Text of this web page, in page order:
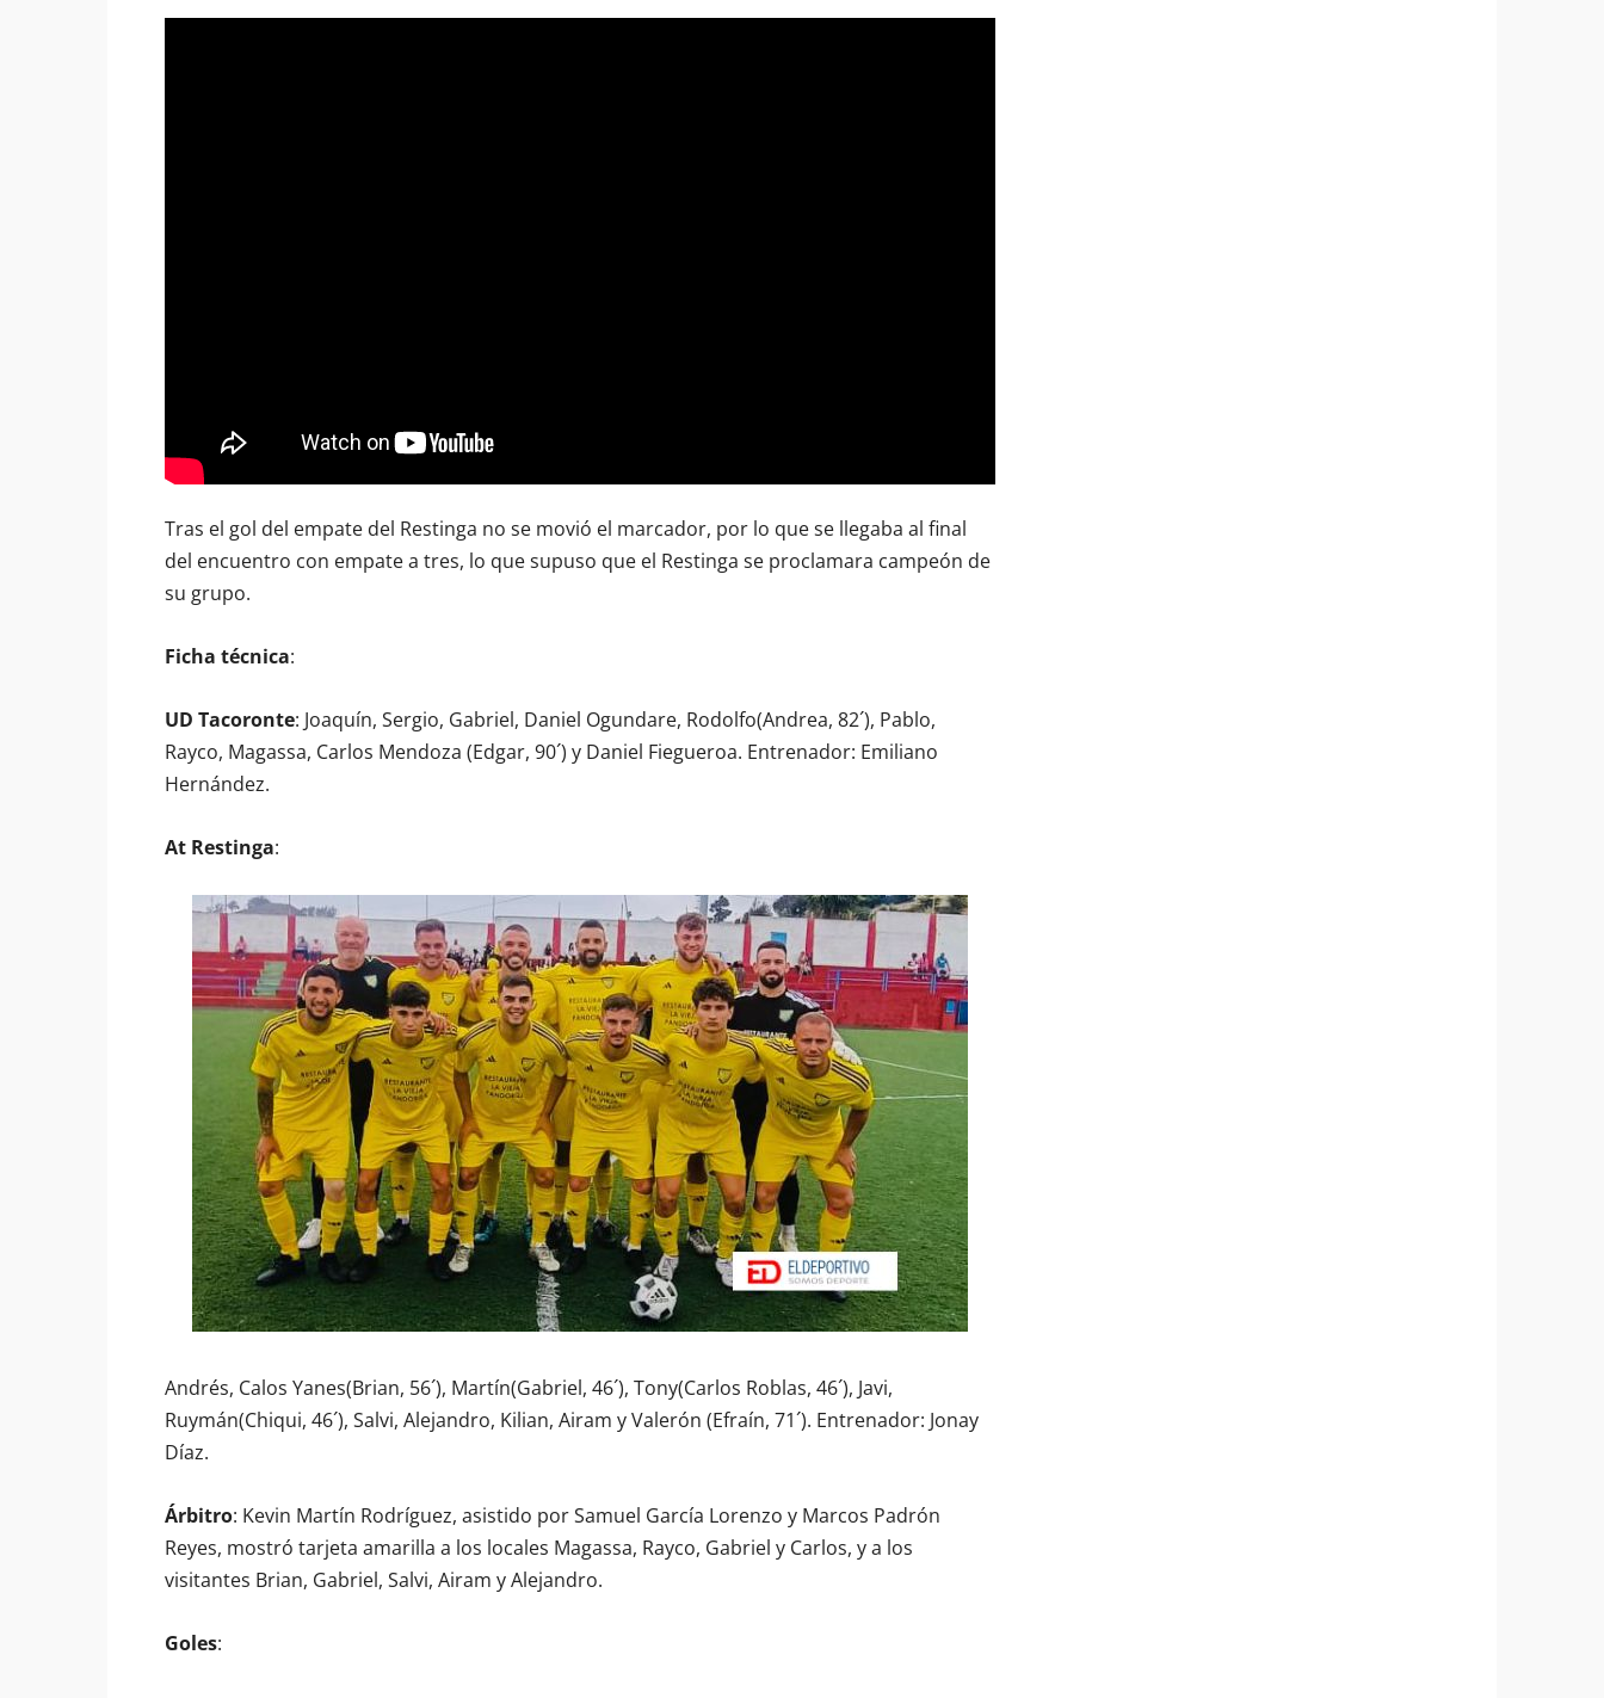
Tras el gol del empate del Restinga no se movió el marcador, por lo que se llegaba al final
del encuentro con empate a tres, lo que supuso que el Restinga se proclamara campeón de
su grupo.
Ficha técnica:
UD Tacoronte: Joaquín, Sergio, Gabriel, Daniel Ogundare, Rodolfo(Andrea, 82´), Pablo,
Rayco, Magassa, Carlos Mendoza (Edgar, 90´) y Daniel Fiegueroa. Entrenador: Emiliano
Hernández.
At Restinga:
Andrés, Calos Yanes(Brian, 56´), Martín(Gabriel, 46´), Tony(Carlos Roblas, 46´), Javi,
Ruymán(Chiqui, 46´), Salvi, Alejandro, Kilian, Airam y Valerón (Efraín, 71´). Entrenador: Jonay
Díaz.
Árbitro: Kevin Martín Rodríguez, asistido por Samuel García Lorenzo y Marcos Padrón
Reyes, mostró tarjeta amarilla a los locales Magassa, Rayco, Gabriel y Carlos, y a los
visitantes Brian, Gabriel, Salvi, Airam y Alejandro.
Goles: